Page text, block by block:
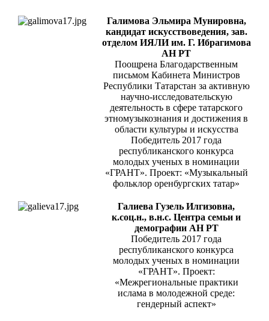
Галимова Эльмира Мунировна,
кандидат искусствоведения, зав.
отделом ИЯЛИ им. Г. Ибрагимова
АН РТ
Поощрена Благодарственным
письмом Кабинета Министров
Республики Татарстан за активную
научно-исследовательскую
деятельность в сфере татарского
этномузыкознания и достижения в
области культуры и искусства
Победитель 2017 года
республиканского конкурса
молодых ученых в номинации
«ГРАНТ». Проект: «Музыкальный
фольклор оренбургских татар»
Галиева Гузель Илгизовна,
к.соц.н., в.н.с. Центра семьи и
демографии АН РТ
Победитель 2017 года
республиканского конкурса
молодых ученых в номинации
«ГРАНТ». Проект:
«Межрегиональные практики
ислама в молодежной среде:
гендерный аспект»